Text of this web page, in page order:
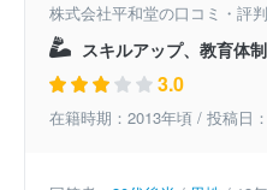
株式会社平和堂の口コミ・評判
スキルアップ、教育体制
3.0
在籍時期：2013年頃 / 投稿日